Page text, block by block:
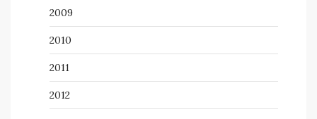
2009
2010
2011
2012